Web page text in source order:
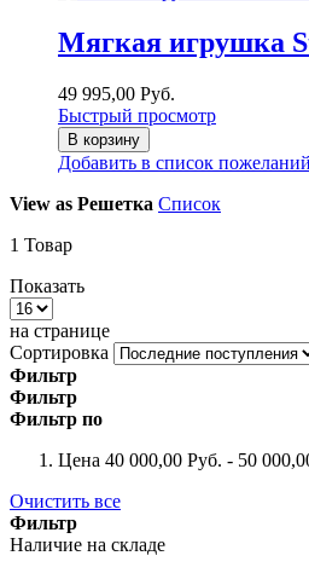
Мягкая игрушка
49 995,00 Руб.
Быстрый просмотр
В корзину
Добавить в список пожеланий
View as Решетка Список
1 Товар
Показать
на странице
Сортировка
Фильтр
Фильтр
Фильтр по
Цена 40 000,00 Руб. - 50
Очистить все
Фильтр
Наличие на складе